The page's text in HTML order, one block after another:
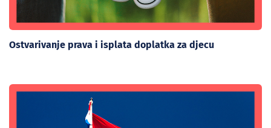
Ostvarivanje prava i isplata doplatka za djecu